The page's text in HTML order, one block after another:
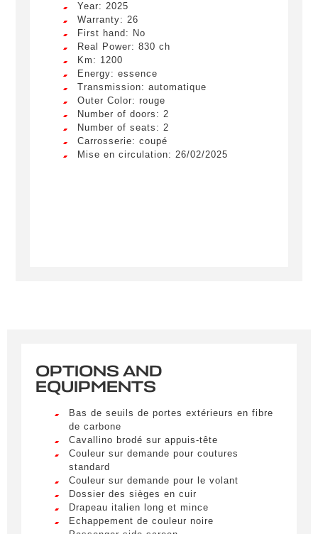
Créer une alerte
Remplissez le formulaire ci-dessous pour recevoir
une notification par e-mail dès qu’un véhicule
correspondant à vos critères sera disponible.
Civility *
LIVRAISON PARTOUT EN
FRANCE
Year: 2025
Warranty: 26
First hand: No
Real Power: 830 ch
Km: 1200
Energy: essence
Transmission: automatique
Outer Color: rouge
Number of doors: 2
Number of seats: 2
Carrosserie: coupé
Mise en circulation: 26/02/2025
OPTIONS AND
EQUIPMENTS
Bas de seuils de portes extérieurs en fibre
de carbone
Cavallino brodé sur appuis-tête
Couleur sur demande pour coutures
standard
Couleur sur demande pour le volant
Dossier des sièges en cuir
Drapeau italien long et mince
Echappement de couleur noire